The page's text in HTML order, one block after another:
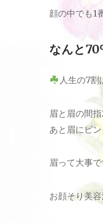
顔の中でも1
なんと
人生の7
眉と眉の間
あと眉にピ
眉って大事
お顔そり美